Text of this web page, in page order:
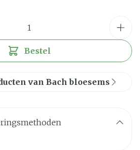
Bestel
van Bach bloesems